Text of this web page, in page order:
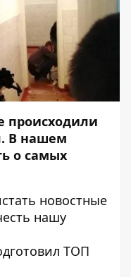
происходили
В нашем
о самых
новостные
нашу
ТОП